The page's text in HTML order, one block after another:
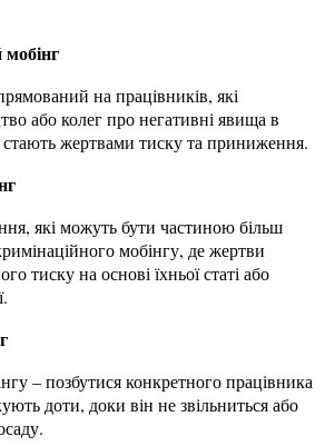
мобінг
на працівників, які
або колег про негативні явища в
стають жертвами тиску та приниження.
які можуть бути частиною більш
мобінгу, де жертви
тиску на основі їхньої статі або
– позбутися конкретного працівника
доти, доки він не звільниться або